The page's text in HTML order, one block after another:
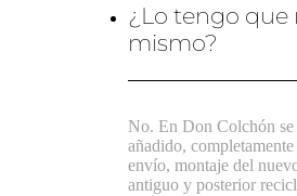
¿Lo tengo que
mismo?
No. En Don Colchón se
añadido,
envío, montaje del
antiguo y posterior